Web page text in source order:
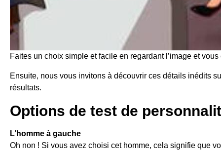
Faites un choix simple et facile en regardant l’image et
Ensuite, nous vous invitons à découvrir ces détails inédits
résultats.
Options de test de
L’homme à gauche
Oh non ! Si vous avez choisi cet homme, cela signifie que